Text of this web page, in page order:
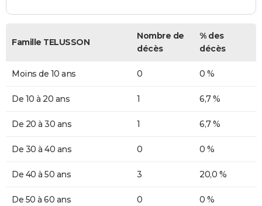
Famille TELUSSON
Nombre de
décès
% des
décès
Moins de 10 ans 0 0 %
De 10 à 20 ans 1 6,7 %
De 20 à 30 ans 1 6,7 %
De 30 à 40 ans 0 0 %
De 40 à 50 ans 3 20,0 %
De 50 à 60 ans 0 0 %